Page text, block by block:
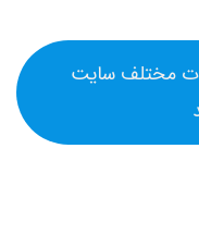
مختلف سایت